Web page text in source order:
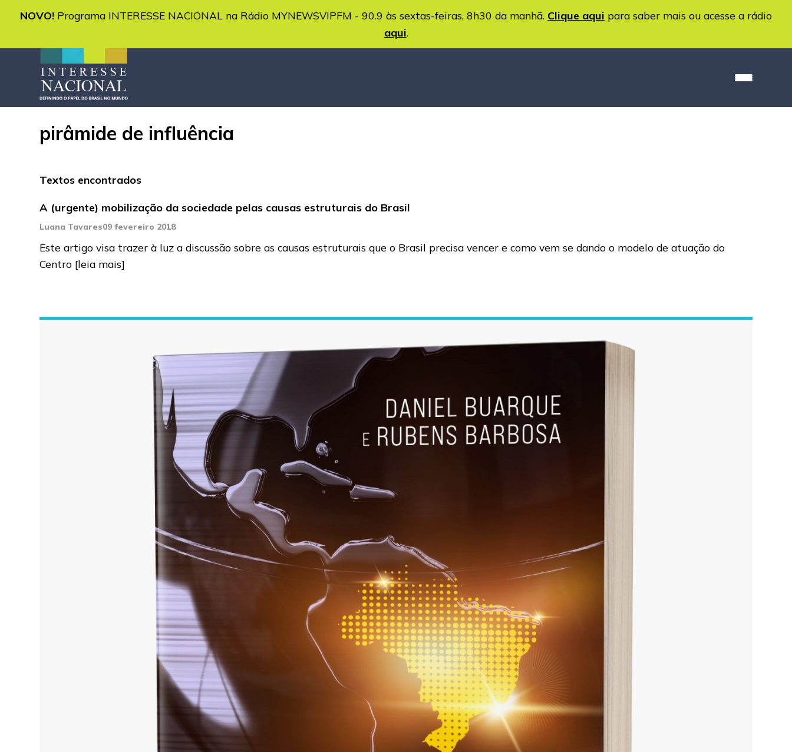
NOVO! Programa INTERESSE NACIONAL na Rádio MYNEWSVIPFM - 90.9 às sextas-feiras, 8h30 da manhã. Clique aqui para saber mais ou acesse a rádio
aqui.
pirâmide de influência
Textos encontrados
A (urgente) mobilização da sociedade pelas causas estruturais do Brasil
Luana Tavares09 fevereiro 2018
Este artigo visa trazer à luz a discussão sobre as causas estruturais que o Brasil precisa vencer e como vem se dando o modelo de atuação do
Centro [leia mais]